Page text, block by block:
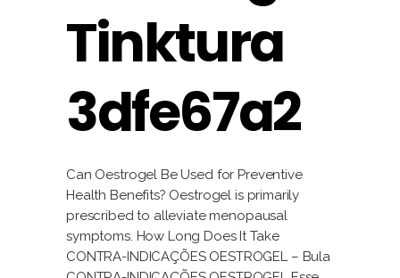
Tinktura
3dfe67a2
Can Oestrogel Be Used for Preventive
Health Benefits? Oestrogel is primarily
prescribed to alleviate menopausal
symptoms. How Long Does It Take
CONTRA-INDICAÇÕES OESTROGEL – Bula